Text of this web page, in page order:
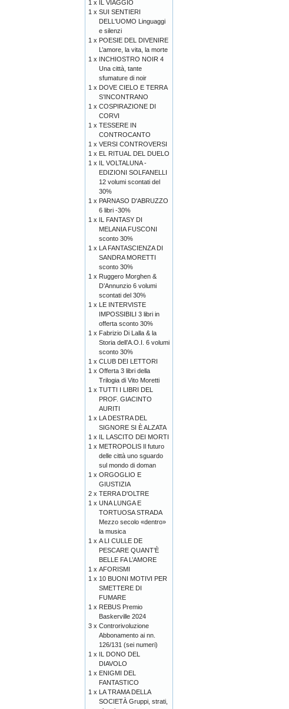
1 x IL VIAGGIO
1 x SUI SENTIERI
DELL'UOMO Linguaggi
e silenzi
1 x POESIE DEL DIVENIRE
L’amore, la vita, la morte
1 x INCHIOSTRO NOIR 4
Una città, tante
sfumature di noir
1 x DOVE CIELO E TERRA
S’INCONTRANO
1 x COSPIRAZIONE DI
CORVI
1 x TESSERE IN
CONTROCANTO
1 x VERSI CONTROVERSI
1 x EL RITUAL DEL DUELO
1 x IL VOLTALUNA -
EDIZIONI SOLFANELLI
12 volumi scontati del
30%
1 x PARNASO D'ABRUZZO
6 libri -30%
1 x IL FANTASY DI
MELANIA FUSCONI
sconto 30%
1 x LA FANTASCIENZA DI
SANDRA MORETTI
sconto 30%
1 x Ruggero Morghen &
D’Annunzio 6 volumi
scontati del 30%
1 x LE INTERVISTE
IMPOSSIBILI 3 libri in
offerta sconto 30%
1 x Fabrizio Di Lalla & la
Storia dell’A.O.I. 6 volumi
sconto 30%
1 x CLUB DEI LETTORI
1 x Offerta 3 libri della
Trilogia di Vito Moretti
1 x TUTTI I LIBRI DEL
PROF. GIACINTO
AURITI
1 x LA DESTRA DEL
SIGNORE SI È ALZATA
1 x IL LASCITO DEI MORTI
1 x METROPOLIS Il futuro
delle città uno sguardo
sul mondo di doman
1 x ORGOGLIO E
GIUSTIZIA
2 x TERRA D'OLTRE
1 x UNA LUNGA E
TORTUOSA STRADA
Mezzo secolo «dentro»
la musica
1 x A LI CULLE DE
PESCARE QUANT’È
BELLE FA L’AMORE
1 x AFORISMI
1 x 10 BUONI MOTIVI PER
SMETTERE DI
FUMARE
1 x REBUS Premio
Baskerville 2024
3 x Controrivoluzione
Abbonamento ai nn.
126/131 (sei numeri)
1 x IL DONO DEL
DIAVOLO
1 x ENIGMI DEL
FANTASTICO
1 x LA TRAMA DELLA
SOCIETÀ Gruppi, strati,